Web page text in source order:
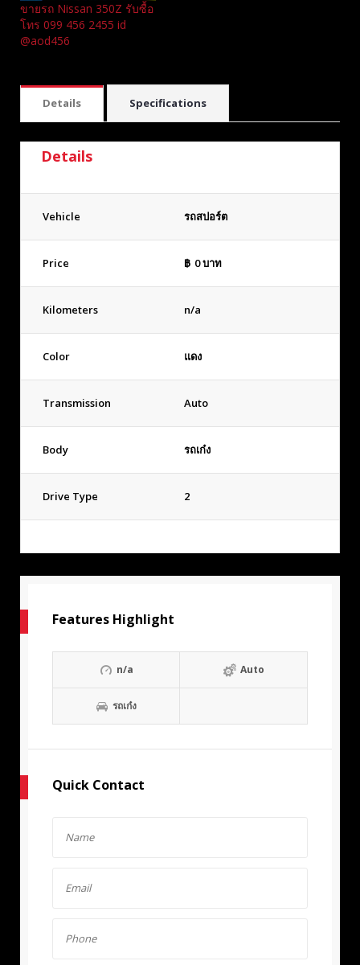
ขายรถ Nissan 350Z รับซื้อ
โทร 099 456 2455 id
@aod456
Details Specifications
Details
Vehicle รถสปอร์ต
Price ฿ 0บาท
Kilometers n/a
Color แดง
Transmission Auto
Body รถเก๋ง
Drive Type 2
Features Highlight
n/a Auto
รถเก๋ง
Quick Contact